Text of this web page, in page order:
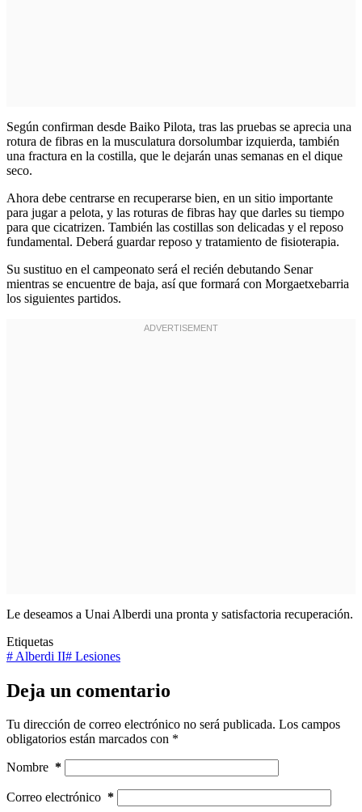
Según confirman desde Baiko Pilota, tras las pruebas se aprecia una
rotura de fibras en la musculatura dorsolumbar izquierda, también
una fractura en la costilla, que le dejarán unas semanas en el dique
seco.
Ahora debe centrarse en recuperarse bien, en un sitio importante
para jugar a pelota, y las roturas de fibras hay que darles su tiempo
para que cicatrizen. También las costillas son delicadas y el reposo
fundamental. Deberá guardar reposo y tratamiento de fisioterapia.
Su sustituo en el campeonato será el recién debutando Senar
mientras se encuentre de baja, así que formará con Morgaetxebarria
los siguientes partidos.
Le deseamos a Unai Alberdi una pronta y satisfactoria recuperación.
Etiquetas
# Alberdi II# Lesiones
Deja un comentario
Tu dirección de correo electrónico no será publicada. Los campos
obligatorios están marcados con *
Nombre *
Correo electrónico *